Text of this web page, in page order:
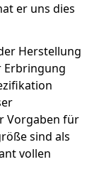
er uns dies
Herstellung
Erbringung
Vorgaben für
sind als
vollen